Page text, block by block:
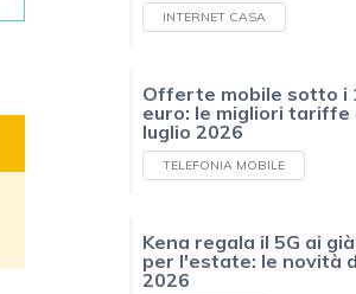
INTERNET CASA
Offerte mobile sotto i
euro: le migliori tariffe
luglio 2026
TELEFONIA MOBILE
Kena regala il 5G ai
per l'estate: le novità
2026